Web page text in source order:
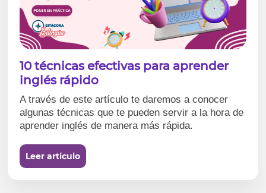
10 técnicas efectivas para aprender
inglés rápido
A través de este artículo te daremos a conocer
algunas técnicas que te pueden servir a la hora de
aprender inglés de manera más rápida.
Leer artículo